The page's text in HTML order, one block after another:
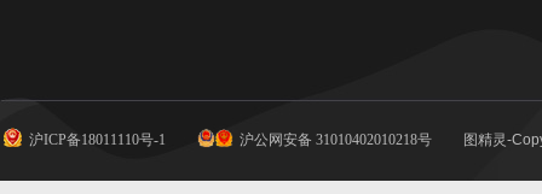
沪ICP备18011110号-1 沪公网安备 31010402010218号 图精灵-